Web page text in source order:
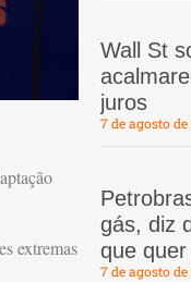
extremas
Wall St
juros
7 de agosto
gás, diz
que
7 de agosto